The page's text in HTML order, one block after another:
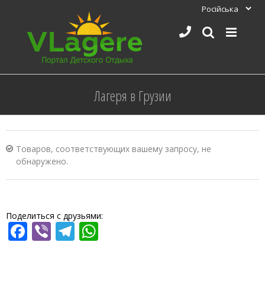
content
Лагеря в Грузии
Товаров, соответствующих вашему запросу, не
обнаружено.
Поделиться с друзьями:
Facebook
ViberTelegram